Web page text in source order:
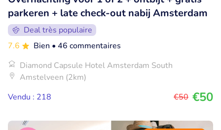
parkeren + late check-out nabij Amsterdam
Deal très populaire
7.6
Bien • 46 commentaires
Diamond Capsule Hotel Amsterdam South
Amstelveen (2km)
Vendu : 218
€50 €50